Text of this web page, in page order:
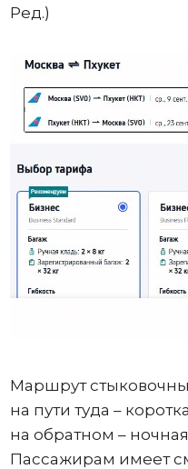
Ред.)
Маршрут
на пути туда –
на обратном –
Пассажирам имеет